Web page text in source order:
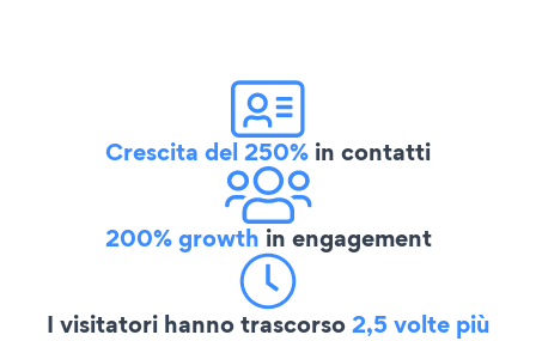
Crescita del 250% in contatti
200% growth in engagement
I visitatori hanno trascorso2,5 volte più